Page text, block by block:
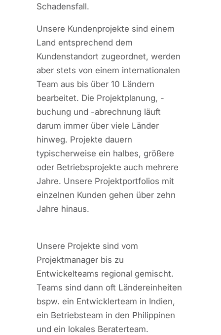
Schadensfall.
Unsere Kundenprojekte sind einem
Land entsprechend dem
Kundenstandort zugeordnet, werden
aber stets von einem internationalen
Team aus bis über 10 Ländern
bearbeitet. Die Projektplanung, -
buchung und -abrechnung läuft
darum immer über viele Länder
hinweg. Projekte dauern
typischerweise ein halbes, größere
oder Betriebsprojekte auch mehrere
Jahre. Unsere Projektportfolios mit
einzelnen Kunden gehen über zehn
Jahre hinaus.
Unsere Projekte sind vom
Projektmanager bis zu
Entwickelteams regional gemischt.
Teams sind dann oft Ländereinheiten
bspw. ein Entwicklerteam in Indien,
ein Betriebsteam in den Philippinen
und ein lokales Beraterteam.